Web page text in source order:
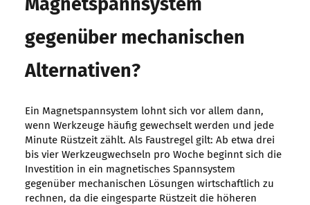
Magnetspannsystem
gegenüber mechanischen
Alternativen?
Ein Magnetspannsystem lohnt sich vor allem dann,
wenn Werkzeuge häufig gewechselt werden und jede
Minute Rüstzeit zählt. Als Faustregel gilt: Ab etwa drei
bis vier Werkzeugwechseln pro Woche beginnt sich die
Investition in ein magnetisches Spannsystem
gegenüber mechanischen Lösungen wirtschaftlich zu
rechnen, da die eingesparte Rüstzeit die höheren